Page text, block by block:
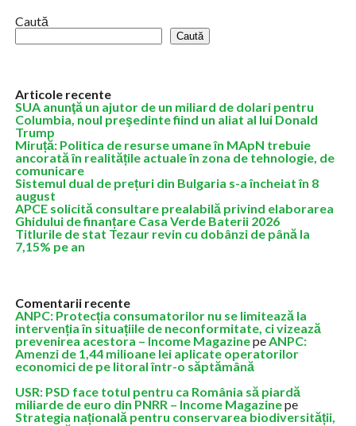
Caută
Caută
Articole recente
SUA anunţă un ajutor de un miliard de dolari pentru
Columbia, noul preşedinte fiind un aliat al lui Donald
Trump
Miruță: Politica de resurse umane în MApN trebuie
ancorată în realitățile actuale în zona de tehnologie, de
comunicare
Sistemul dual de prețuri din Bulgaria s-a încheiat în 8
august
APCE solicită consultare prealabilă privind elaborarea
Ghidului de finanțare Casa Verde Baterii 2026
Titlurile de stat Tezaur revin cu dobânzi de până la
7,15% pe an
Comentarii recente
ANPC: Protecția consumatorilor nu se limitează la
intervenția în situațiile de neconformitate, ci vizează
prevenirea acestora – Income MagazinepeANPC:
Amenzi de 1,44 milioane lei aplicate operatorilor
economici de pe litoral într-o săptămână
USR: PSD face totul pentru ca România să piardă
miliarde de euro din PNRR – Income Magazinepe
Strategia națională pentru conservarea biodiversității,